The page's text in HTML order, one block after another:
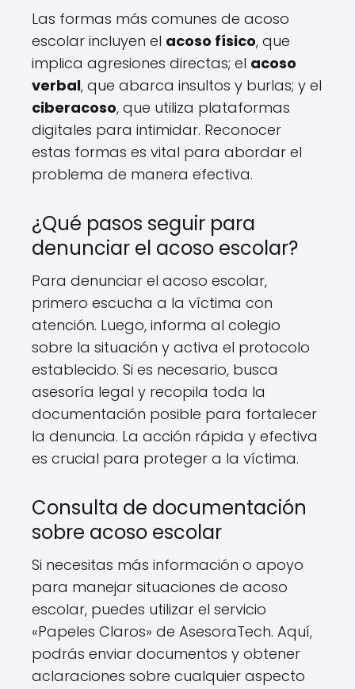
Las formas más comunes de acoso
escolar incluyen el acoso físico, que
implica agresiones directas; el acoso
verbal, que abarca insultos y burlas; y el
ciberacoso, que utiliza plataformas
digitales para intimidar. Reconocer
estas formas es vital para abordar el
problema de manera efectiva.
¿Qué pasos seguir para
denunciar el acoso escolar?
Para denunciar el acoso escolar,
primero escucha a la víctima con
atención. Luego, informa al colegio
sobre la situación y activa el protocolo
establecido. Si es necesario, busca
asesoría legal y recopila toda la
documentación posible para fortalecer
la denuncia. La acción rápida y efectiva
es crucial para proteger a la víctima.
Consulta de documentación
sobre acoso escolar
Si necesitas más información o apoyo
para manejar situaciones de acoso
escolar, puedes utilizar el servicio
«Papeles Claros» de AsesoraTech. Aquí,
podrás enviar documentos y obtener
aclaraciones sobre cualquier aspecto